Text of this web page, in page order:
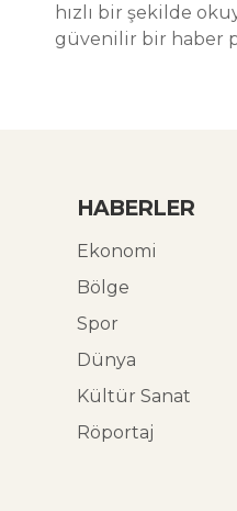
hızlı bir şekilde
güvenilir bir haber
HABERLER
Ekonomi
Bölge
Spor
Dünya
Kültür Sanat
Röportaj